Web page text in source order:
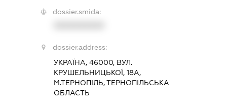
dossier.smida:
dossier.address:
УКРАЇНА, 46000, ВУЛ.
КРУШЕЛЬНИЦЬКОЇ, 18А,
М.ТЕРНОПІЛЬ, ТЕРНОПІЛЬСЬКА
ОБЛАСТЬ